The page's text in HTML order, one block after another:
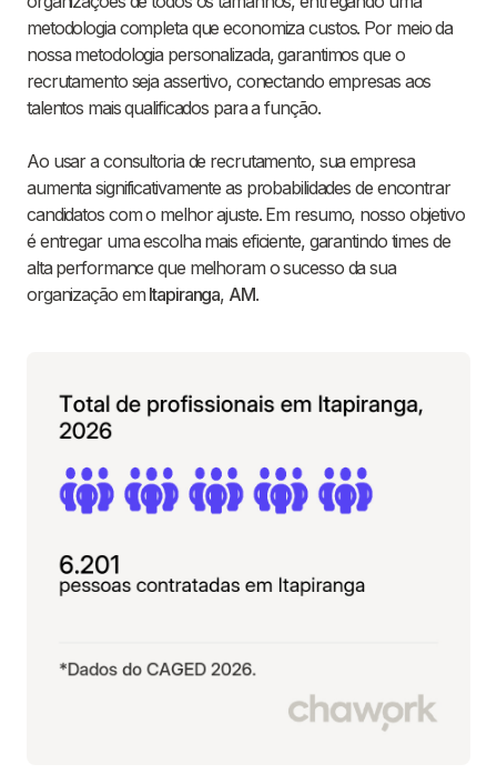
metodologia completa que economiza custos. Por meio da
nossa metodologia personalizada, garantimos que o
recrutamento seja assertivo, conectando empresas aos
talentos mais qualificados para a função.
Ao usar a consultoria de recrutamento, sua empresa
aumenta significativamente as probabilidades de encontrar
candidatos com o melhor ajuste. Em resumo, nosso objetivo
é entregar uma escolha mais eficiente, garantindo times de
alta performance que melhoram o sucesso da sua
organização em Itapiranga, AM.